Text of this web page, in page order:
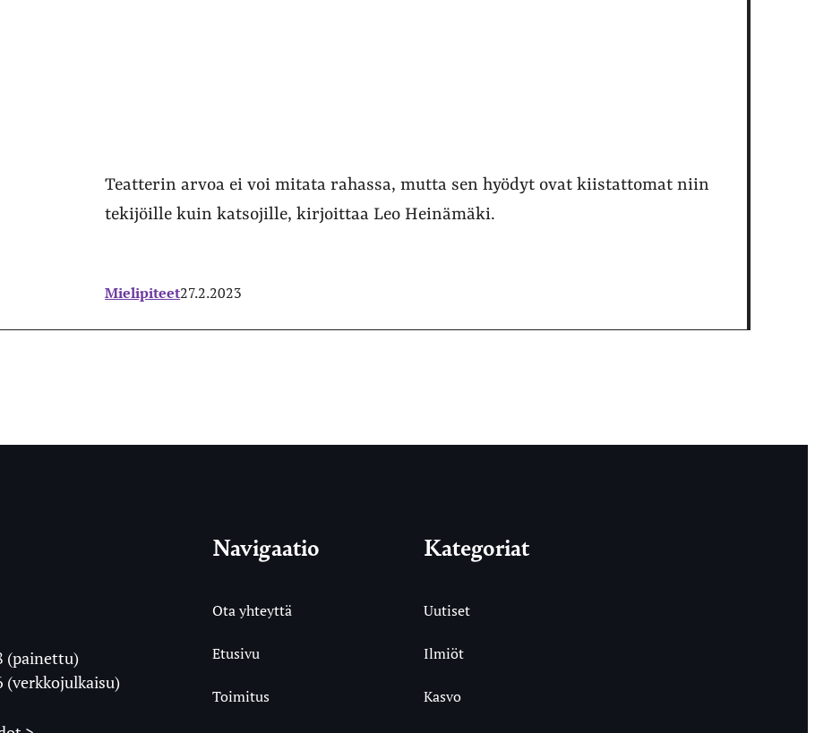
Teatterin arvoa ei voi mitata rahassa, mutta sen hyödyt ovat kiistattomat niin
tekijöille kuin katsojille, kirjoittaa Leo Heinämäki.
Mielipiteet27.2.2023
(painettu)
(verkkojulkaisu)
Navigaatio
Ota yhteyttä
Etusivu
Toimitus
Kategoriat
Uutiset
Ilmiöt
Kasvo